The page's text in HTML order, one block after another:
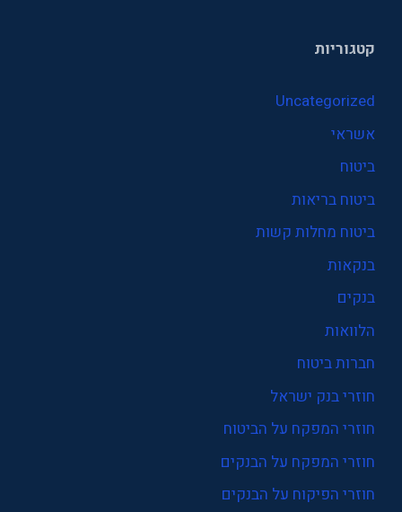
קטגוריות
Uncategorized
אשראי
ביטוח
ביטוח בריאות
ביטוח מחלות קשות
בנקאות
בנקים
הלוואות
חברות ביטוח
חוזרי בנק ישראל
חוזרי המפקח על הביטוח
חוזרי המפקח על הבנקים
חוזרי הפיקוח על הבנקים